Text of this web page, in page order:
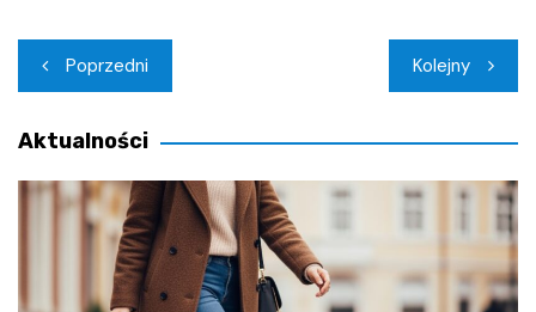
Nawigacja
wpisu
Poprzedni Kolejny
Aktualności